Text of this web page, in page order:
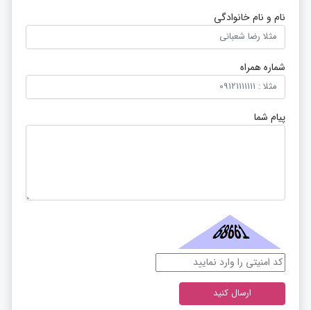
نام و نام خانوادگی
شماره همراه
پیام شما